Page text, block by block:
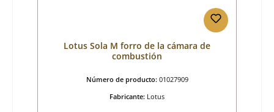
Lotus Sola M forro de la cámara de
combustión
Número de producto: 01027909
Fabricante: Lotus